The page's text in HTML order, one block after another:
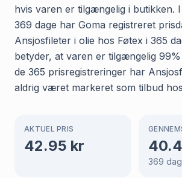
hvis varen er tilgængelig i butikken.
369 dage har Goma registreret
Ansjosfileter i olie hos Føtex i 365
betyder, at varen er tilgængelig
de 365 prisregistreringer har
aldrig været markeret som tilbud
AKTUEL PRIS
42.95 kr
369